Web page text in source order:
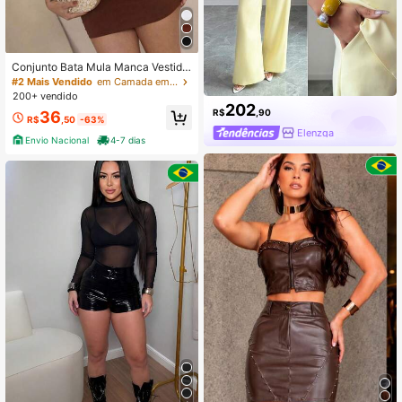
Conjunto Bata Mula Manca Vestido
Virginia Elegante
#2 Mais Vendido
em Camada em camadas Mulheres Coordenadas
200+ vendido
R$36 ,50 -63%
Envio Nacional
4-7 dias
R$202,90
Elenzga